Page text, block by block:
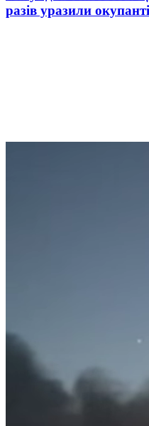
разів уразили